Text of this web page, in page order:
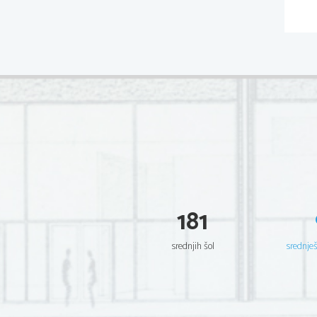
181
srednjih šol